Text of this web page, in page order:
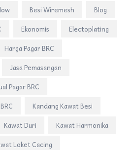
Besi Wiremesh
Blog
Ekonomis
Electoplating
Harga Pagar BRC
Jasa Pemasangan
Pagar BRC
Kandang Kawat Besi
Kawat Duri
Kawat Harmonika
Loket Cacing